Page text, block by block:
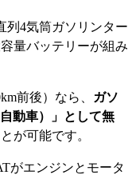
列4気筒ガソリンター
量バッテリーが組み
前後）なら、
ガソ
動車）」として無
が可能です。
がエンジンとモータ